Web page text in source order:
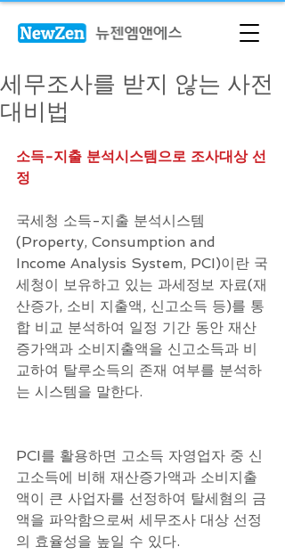
세무조사를 받지 않는 사전
대비법
소득-지출 분석시스템으로 조사대상 선
정
국세청 소득-지출 분석시스템
(Property, Consumption and
Income Analysis System, PCI)이란 국
세청이 보유하고 있는 과세정보 자료(재
산증가, 소비 지출액, 신고소득 등)를 통
합 비교 분석하여 일정 기간 동안 재산
증가액과 소비지출액을 신고소득과 비
교하여 탈루소득의 존재 여부를 분석하
는 시스템을 말한다.
PCI를 활용하면 고소득 자영업자 중 신
고소득에 비해 재산증가액과 소비지출
액이 큰 사업자를 선정하여 탈세혐의 금
액을 파악함으로써 세무조사 대상 선정
의 효율성을 높일 수 있다.